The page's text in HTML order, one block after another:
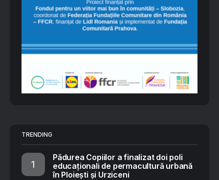
TRENDING
Pădurea Copiilor a finalizat doi poli
educaționali de permacultură urbană
în Ploiești și Urziceni